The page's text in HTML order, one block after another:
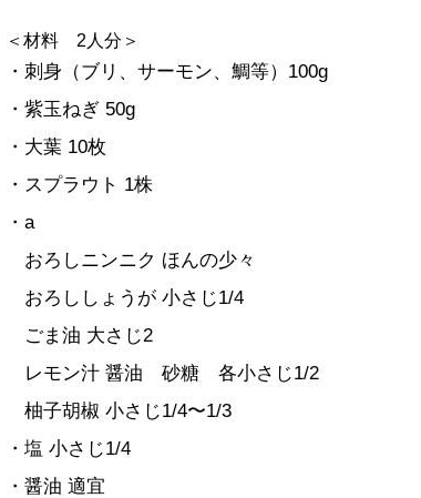
＜材料 2人分＞
・刺身（ブリ、サーモン、鯛等）100g
・紫玉ねぎ 50g
・大葉 10枚
・スプラウト 1株
・a
おろしニンニク ほんの少々
おろししょうが 小さじ1/4
ごま油 大さじ2
レモン汁 醤油 砂糖 各小さじ1/2
柚子胡椒 小さじ1/4〜1/3
・塩 小さじ1/4
・醤油 適宜